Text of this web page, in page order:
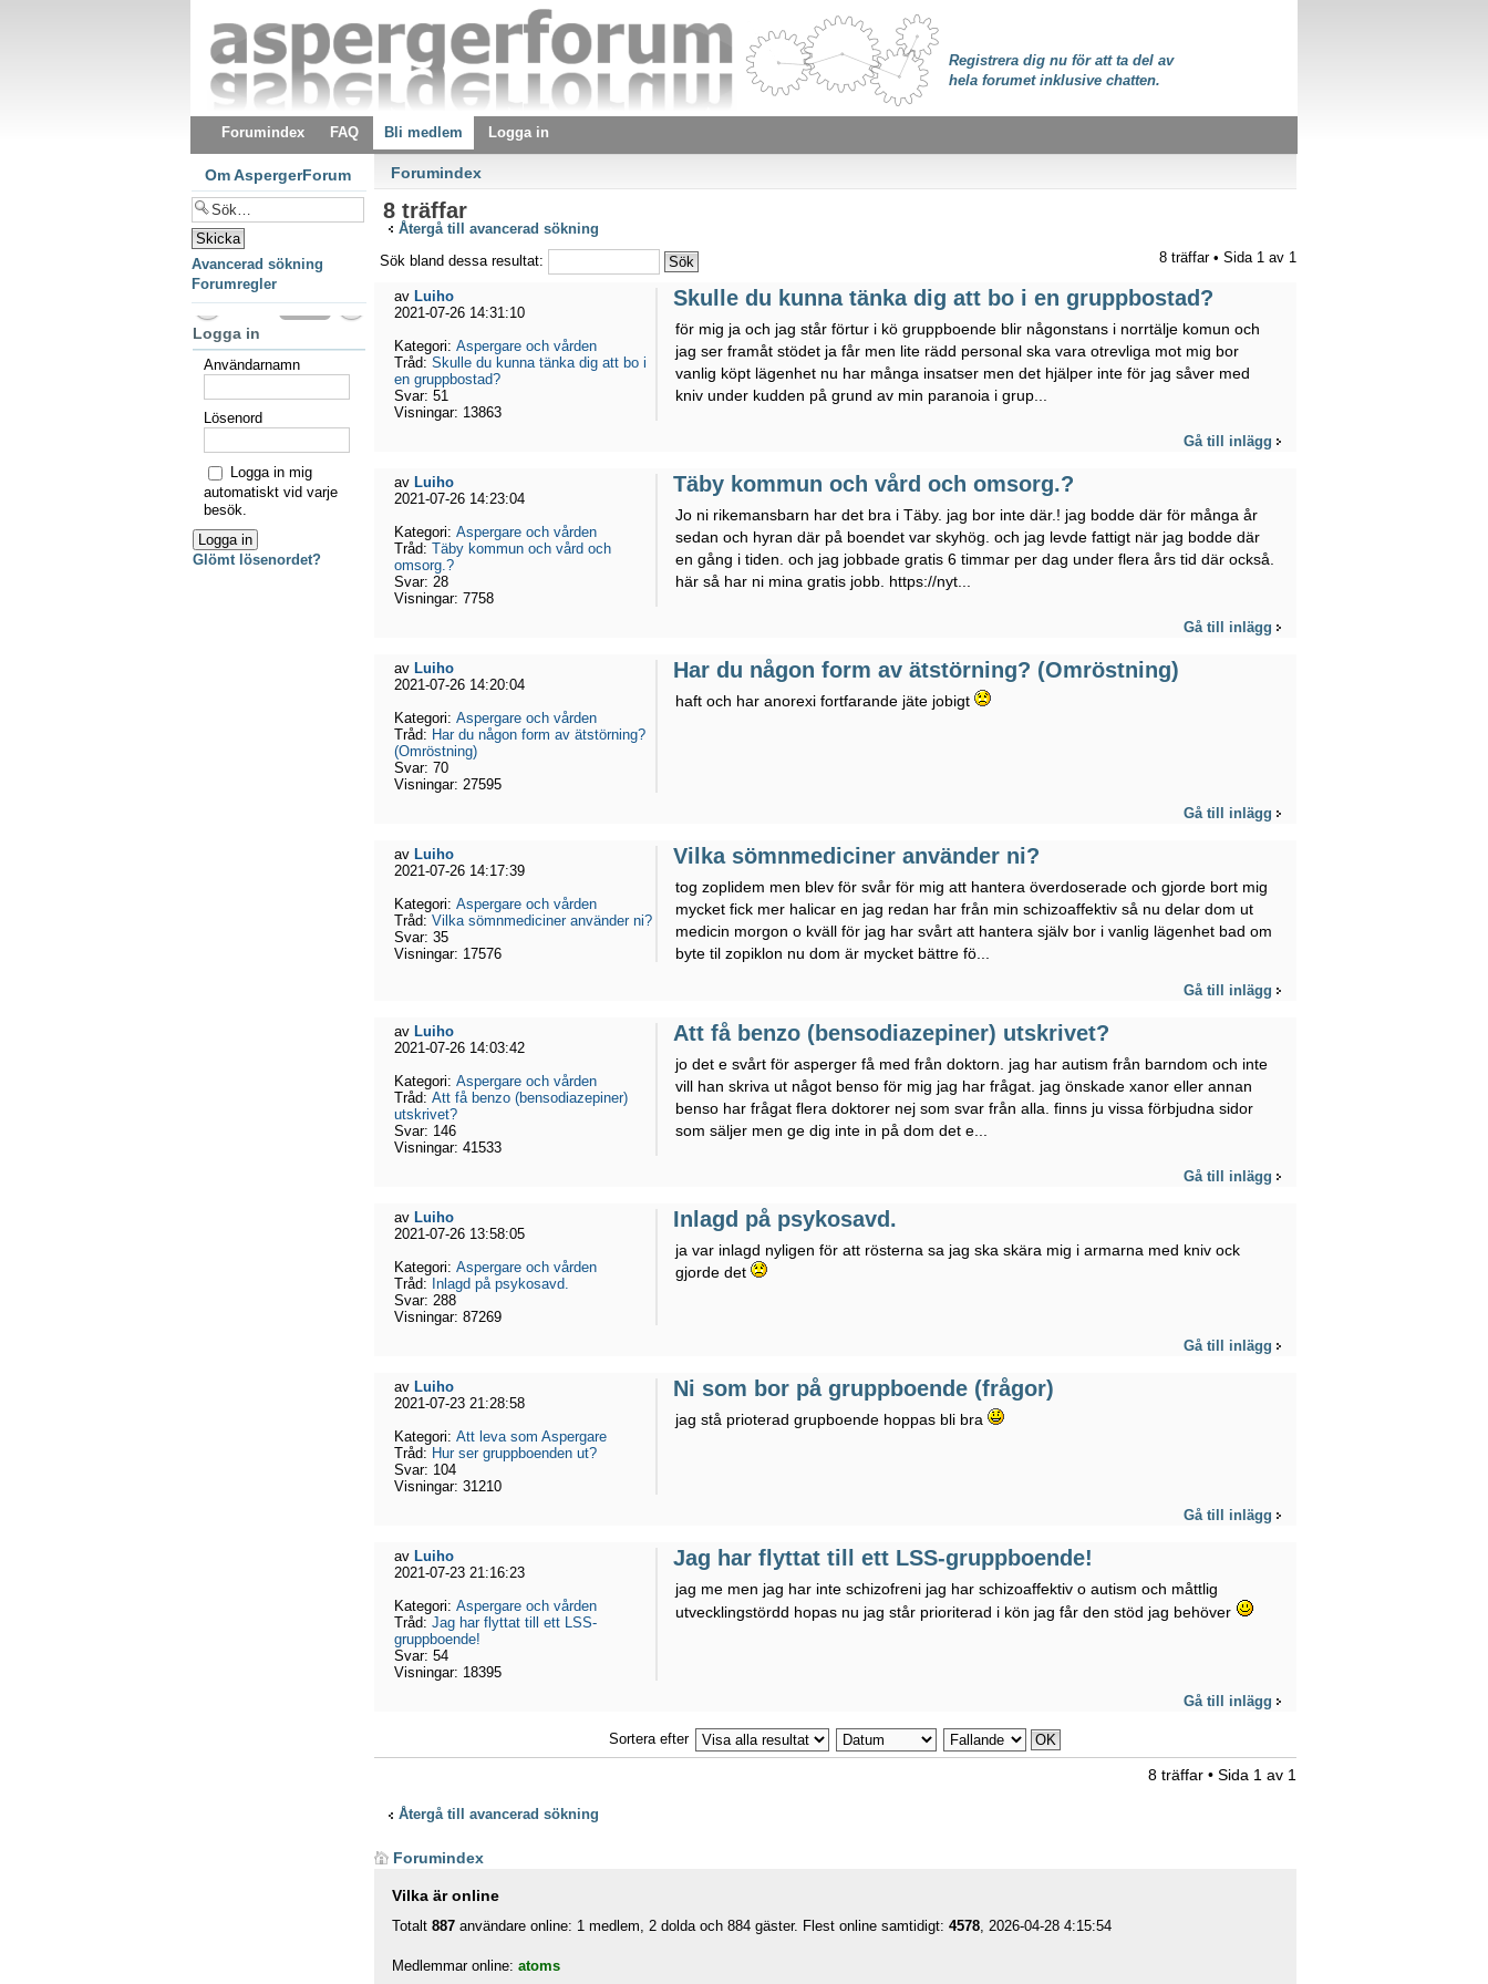
Registrera dig nu för att ta del av
hela forumet inklusive chatten.
Forumindex FAQ Bli medlem Logga in
Forumindex
8 träffar
Återgå till avancerad sökning
Sök bland dessa resultat:
8 träffar • Sida 1 av 1
Skulle du kunna tänka dig att bo i en gruppbostad?
för mig ja och jag står förtur i kö gruppboende blir någonstans i norrtälje komun och
jag ser framåt stödet ja får men lite rädd personal ska vara otrevliga mot mig bor
vanlig köpt lägenhet nu har många insatser men det hjälper inte för jag såver med
kniv under kudden på grund av min paranoia i grup...
av Luiho
2021-07-26 14:31:10
Kategori: Aspergare och vården
Tråd: Skulle du kunna tänka dig att bo i
en gruppbostad?
Svar: 51
Visningar: 13863
Gå till inlägg
Täby kommun och vård och omsorg.?
Jo ni rikemansbarn har det bra i Täby. jag bor inte där.! jag bodde där för många år
sedan och hyran där på boendet var skyhög. och jag levde fattigt när jag bodde där
en gång i tiden. och jag jobbade gratis 6 timmar per dag under flera års tid där också.
här så har ni mina gratis jobb. https://nyt...
av Luiho
2021-07-26 14:23:04
Kategori: Aspergare och vården
Tråd: Täby kommun och vård och
omsorg.?
Svar: 28
Visningar: 7758
Gå till inlägg
Har du någon form av ätstörning? (Omröstning)
haft och har anorexi fortfarande jäte jobigt
av Luiho
2021-07-26 14:20:04
Kategori: Aspergare och vården
Tråd: Har du någon form av ätstörning?
(Omröstning)
Svar: 70
Visningar: 27595
Gå till inlägg
Vilka sömnmediciner använder ni?
tog zoplidem men blev för svår för mig att hantera överdoserade och gjorde bort mig
mycket fick mer halicar en jag redan har från min schizoaffektiv så nu delar dom ut
medicin morgon o kväll för jag har svårt att hantera själv bor i vanlig lägenhet bad om
byte til zopiklon nu dom är mycket bättre fö...
av Luiho
2021-07-26 14:17:39
Kategori: Aspergare och vården
Tråd: Vilka sömnmediciner använder ni?
Svar: 35
Visningar: 17576
Gå till inlägg
Att få benzo (bensodiazepiner) utskrivet?
jo det e svårt för asperger få med från doktorn. jag har autism från barndom och inte
vill han skriva ut något benso för mig jag har frågat. jag önskade xanor eller annan
benso har frågat flera doktorer nej som svar från alla. finns ju vissa förbjudna sidor
som säljer men ge dig inte in på dom det e...
av Luiho
2021-07-26 14:03:42
Kategori: Aspergare och vården
Tråd: Att få benzo (bensodiazepiner)
utskrivet?
Svar: 146
Visningar: 41533
Gå till inlägg
Inlagd på psykosavd.
ja var inlagd nyligen för att rösterna sa jag ska skära mig i armarna med kniv ock
gjorde det
av Luiho
2021-07-26 13:58:05
Kategori: Aspergare och vården
Tråd: Inlagd på psykosavd.
Svar: 288
Visningar: 87269
Gå till inlägg
Ni som bor på gruppboende (frågor)
jag stå prioterad grupboende hoppas bli bra
av Luiho
2021-07-23 21:28:58
Kategori: Att leva som Aspergare
Tråd: Hur ser gruppboenden ut?
Svar: 104
Visningar: 31210
Gå till inlägg
Jag har flyttat till ett LSS-gruppboende!
jag me men jag har inte schizofreni jag har schizoaffektiv o autism och måttlig
utvecklingstördd hopas nu jag står prioriterad i kön jag får den stöd jag behöver
av Luiho
2021-07-23 21:16:23
Kategori: Aspergare och vården
Tråd: Jag har flyttat till ett LSS-
gruppboende!
Svar: 54
Visningar: 18395
Gå till inlägg
Sortera efter
8 träffar • Sida 1 av 1
Återgå till avancerad sökning
Forumindex
Vilka är online
Totalt 887 användare online: 1 medlem, 2 dolda och 884 gäster. Flest online samtidigt: 4578 , 2026-04-28 4:15:54
Medlemmar online: atoms
Om AspergerForum
Avancerad sökning
Forumregler
Logga in
Användarnamn
Lösenord
Logga in mig
automatiskt vid varje
besök.
Glömt lösenordet?